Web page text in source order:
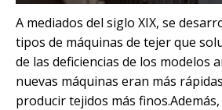
A mediados del siglo XIX, se
tipos de máquinas de tejer que
de las deficiencias de los modelos
nuevas máquinas eran más
producir tejidos más